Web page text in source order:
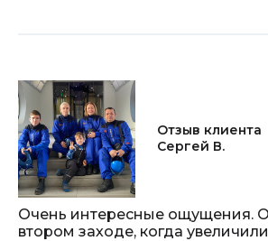
Отзыв клиента
Сергей В.
Очень интересные ощущения.
втором заходе, когда